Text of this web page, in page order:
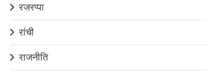
रजरप्पा
रांची
राजनीति